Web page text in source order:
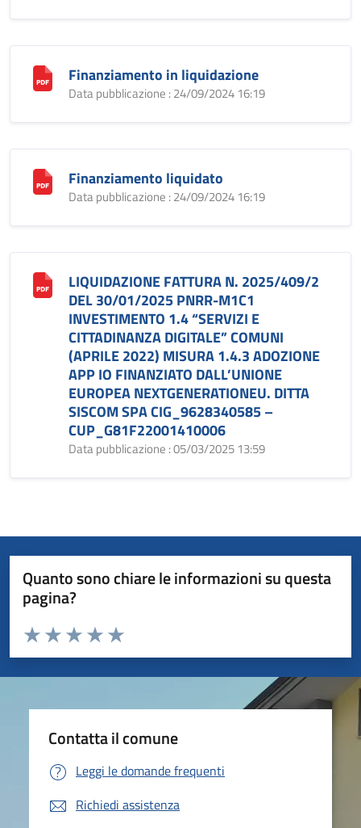
Finanziamento in liquidazione
Data pubblicazione : 24/09/2024 16:19
Finanziamento liquidato
Data pubblicazione : 24/09/2024 16:19
LIQUIDAZIONE FATTURA N. 2025/409/2
DEL 30/01/2025 PNRR-M1C1
INVESTIMENTO 1.4 “SERVIZI E
CITTADINANZA DIGITALE” COMUNI
(APRILE 2022) MISURA 1.4.3 ADOZIONE
APP IO FINANZIATO DALL’UNIONE
EUROPEA NEXTGENERATIONEU. DITTA
SISCOM SPA CIG_9628340585 –
CUP_G81F22001410006
Data pubblicazione : 05/03/2025 13:59
Quanto sono chiare le informazioni su questa
pagina?
Valuta da 1 a 5 stelle la pagina
Valuta 5 stelle su 5
Valuta 4 stelle su 5
Valuta 3 stelle su 5
Valuta 2 stelle su 5
Valuta 1 stelle su 5
Contatta il comune
Leggi le domande frequenti
Richiedi assistenza